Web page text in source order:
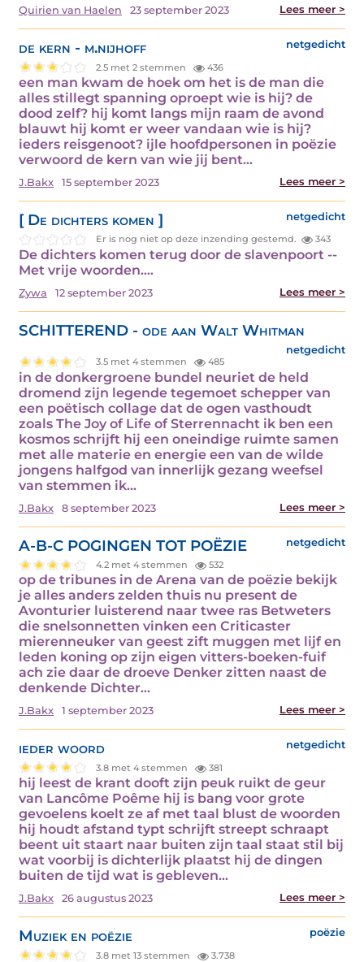
Quirien van Haelen 23 september 2023 Lees meer >
de kern - m.nijhoff netgedicht
2.5 met 2 stemmen 436
een man kwam de hoek om het is de man die
alles stillegt spanning oproept wie is hij? de
dood zelf? hij komt langs mijn raam de avond
blauwt hij komt er weer vandaan wie is hij?
ieders reisgenoot? ijle hoofdpersonen in poëzie
verwoord de kern van wie jij bent…
J.Bakx 15 september 2023 Lees meer >
[ De dichters komen ] netgedicht
Er is nog niet op deze inzending gestemd. 343
De dichters komen terug door de slavenpoort --
Met vrije woorden.…
Zywa 12 september 2023 Lees meer >
SCHITTEREND - ode aan Walt Whitman
netgedicht
3.5 met 4 stemmen 485
in de donkergroene bundel neuriet de held
dromend zijn legende tegemoet schepper van
een poëtisch collage dat de ogen vasthoudt
zoals The Joy of Life of Sterrennacht ik ben een
kosmos schrijft hij een oneindige ruimte samen
met alle materie en energie een van de wilde
jongens halfgod van innerlijk gezang weefsel
van stemmen ik…
J.Bakx 8 september 2023 Lees meer >
A-B-C POGINGEN TOT POËZIE netgedicht
4.2 met 4 stemmen 532
op de tribunes in de Arena van de poëzie bekijk
je alles anders zelden thuis nu present de
Avonturier luisterend naar twee ras Betweters
die snelsonnetten vinken een Criticaster
mierenneuker van geest zift muggen met lijf en
leden koning op zijn eigen vitters-boeken-fuif
ach zie daar de droeve Denker zitten naast de
denkende Dichter…
J.Bakx 1 september 2023 Lees meer >
ieder woord netgedicht
3.8 met 4 stemmen 381
hij leest de krant dooft zijn peuk ruikt de geur
van Lancôme Poême hij is bang voor grote
gevoelens koelt ze af met taal blust de woorden
hij houdt afstand typt schrijft streept schraapt
beent uit staart naar buiten zijn taal staat stil bij
wat voorbij is dichterlijk plaatst hij de dingen
buiten de tijd wat is gebleven…
J.Bakx 26 augustus 2023 Lees meer >
Muziek en poëzie poëzie
3.8 met 13 stemmen 3.738